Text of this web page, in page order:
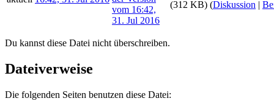
(312 KB) (Diskussion |
Du kannst diese Datei nicht überschreiben.
Dateiverweise
Die folgenden Seiten benutzen diese Datei: